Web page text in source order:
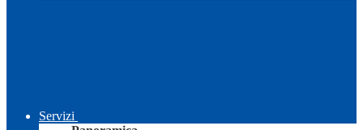
Servizi